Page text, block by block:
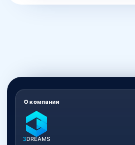
О компании
3DREAMS